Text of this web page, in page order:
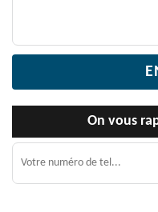
On vous